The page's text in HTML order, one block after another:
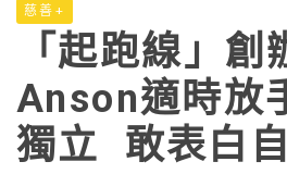
慈善+
「起跑線」創
Anson適時放
獨立 敢表白